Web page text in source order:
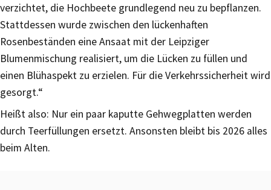
verzichtet, die Hochbeete grundlegend neu zu bepflanzen.
Stattdessen wurde zwischen den lückenhaften
Rosenbeständen eine Ansaat mit der Leipziger
Blumenmischung realisiert, um die Lücken zu füllen und
einen Blühaspekt zu erzielen. Für die Verkehrssicherheit wird
gesorgt.“
Heißt also: Nur ein paar kaputte Gehwegplatten werden
durch Teerfüllungen ersetzt. Ansonsten bleibt bis 2026 alles
beim Alten.